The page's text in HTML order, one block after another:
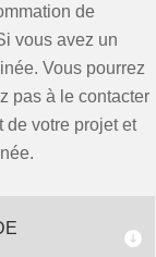
de
vous avez un
Vous pourrez
pas à le contacter
de votre projet et